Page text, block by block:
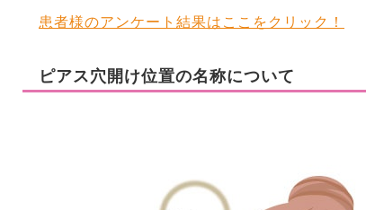
患者様のアンケート結果はここをクリック！
ピアス穴開け位置の名称について